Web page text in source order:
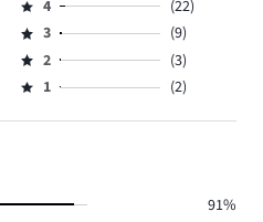
5,
ilość
głosów
389.
Ocena
4,
ilość
głosów
4
(22)
Ocena
3,
ilość
3
(9)
Ocena
2,
2
(3)
Ocena
1,
1 (2)
91%